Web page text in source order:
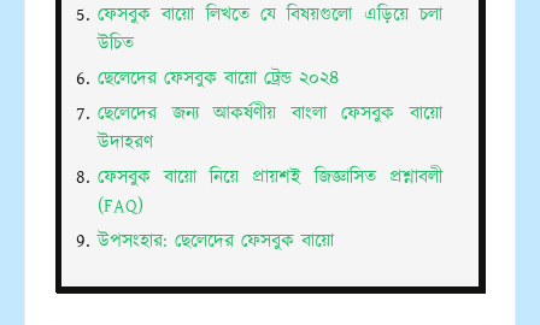
ফেসবুক বায়ো লিখতে যে বিষয়গুলো এড়িয়ে চলা
উচিত
ছেলেদের ফেসবুক বায়ো ট্রেন্ড ২০২৪
ছেলেদের জন্য আকর্ষণীয় বাংলা ফেসবুক বায়ো
উদাহরণ
ফেসবুক বায়ো নিয়ে প্রায়শই জিজ্ঞাসিত প্রশ্নাবলী
(FAQ)
উপসংহার: ছেলেদের ফেসবুক বায়ো